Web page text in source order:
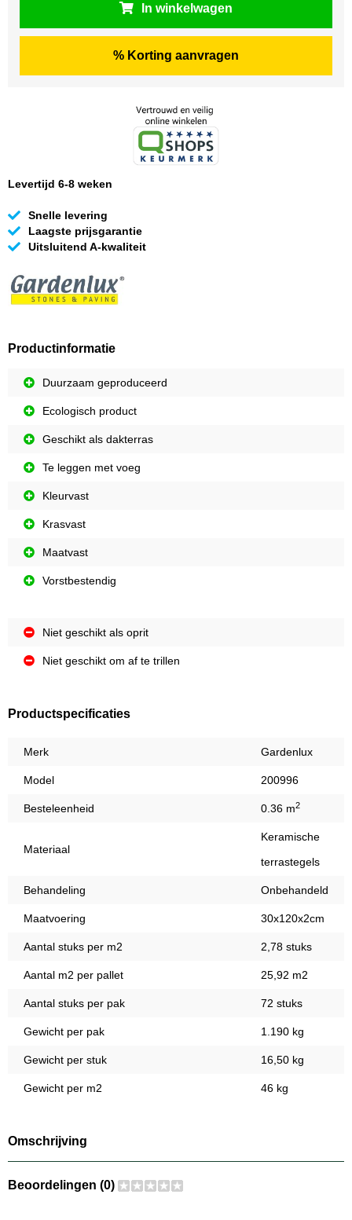
In winkelwagen
% Korting aanvragen
Levertijd 6-8 weken
Snelle levering
Laagste prijsgarantie
Uitsluitend A-kwaliteit
Productinformatie
Duurzaam geproduceerd
Ecologisch product
Geschikt als dakterras
Te leggen met voeg
Kleurvast
Krasvast
Maatvast
Vorstbestendig
Niet geschikt als oprit
Niet geschikt om af te trillen
Productspecificaties
Merk Gardenlux
Model 200996
Besteleenheid 0.36 m2
Materiaal
Keramische
terrastegels
Behandeling Onbehandeld
Maatvoering 30x120x2cm
Aantal stuks per m2 2,78 stuks
Aantal m2 per pallet 25,92 m2
Aantal stuks per pak 72 stuks
Gewicht per pak 1.190 kg
Gewicht per stuk 16,50 kg
Gewicht per m2 46 kg
Omschrijving
Beoordelingen (0)